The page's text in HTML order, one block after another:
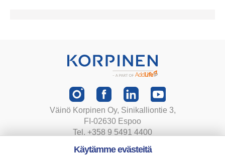
Väinö Korpinen Oy, Sinikalliontie 3,
FI-02630 Espoo
Tel. +358 9 5491 4400
Käytämme evästeitä